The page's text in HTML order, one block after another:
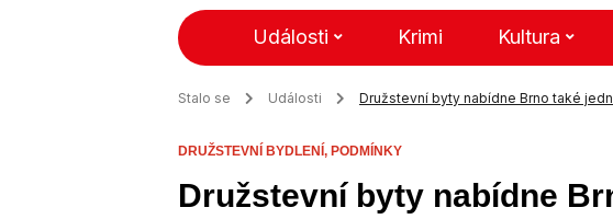
Události Krimi Kultura
Stalo se Události Družstevní byty nabídne Brno také
DRUŽSTEVNÍ BYDLENÍ, PODMÍNKY
Družstevní byty nabídne